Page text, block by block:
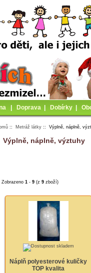
Doprava Dobírky
:: Metráž látky :: Výplně, náplně,
Výplně, náplně, výztuhy
Zobrazeno 1 - 9(z 9zboží)
Náplň polyesterové kuličky
TOP kvalita